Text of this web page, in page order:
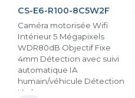
CS-E6-R100-8C5W2F
Caméra motorisée Wifi
Intérieur 5 Mégapixels
WDR80dB Objectif Fixe
4mm Détection avec suivi
automatique IA
humain/véhicule Détection
IA des